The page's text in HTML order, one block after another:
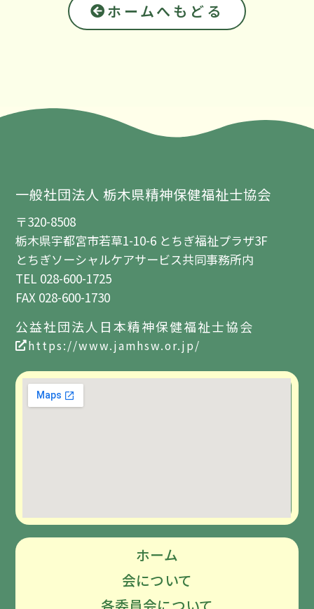
ホームへもどる
一般社団法人 栃木県精神保健福祉士協会
〒320-8508
栃木県宇都宮市若草1-10-6 とちぎ福祉プラザ3F
とちぎソーシャルケアサービス共同事務所内
TEL 028-600-1725
FAX 028-600-1730
公益社団法人日本精神保健福祉士協会
https://www.jamhsw.or.jp/
ホーム
会について